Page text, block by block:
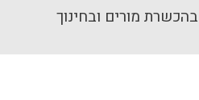
מורים ובחינוך